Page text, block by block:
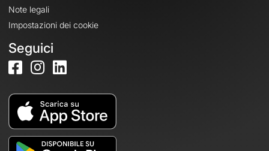
Note legali
Impostazioni dei cookie
Seguici